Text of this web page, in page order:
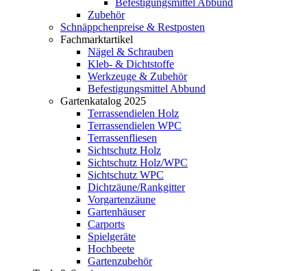
Befestigungsmittel Abbund
Zubehör
Schnäppchenpreise & Restposten
Fachmarktartikel
Nägel & Schrauben
Kleb- & Dichtstoffe
Werkzeuge & Zubehör
Befestigungsmittel Abbund
Gartenkatalog 2025
Terrassendielen Holz
Terrassendielen WPC
Terrassenfliesen
Sichtschutz Holz
Sichtschutz Holz/WPC
Sichtschutz WPC
Dichtzäune/Rankgitter
Vorgartenzäune
Gartenhäuser
Carports
Spielgeräte
Hochbeete
Gartenzubehör